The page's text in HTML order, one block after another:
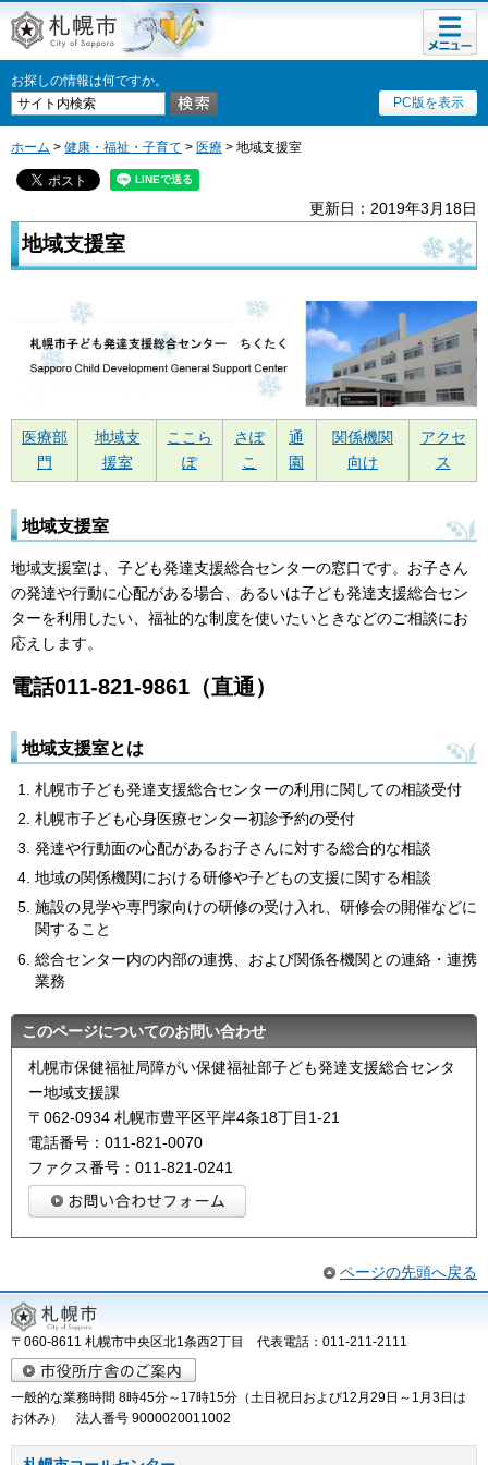
札幌市
お探しの情報は何ですか。
PC版を表示
メニュ
ー
ホーム > 健康・福祉・子育て > 医療 > 地域支援室
更新日：2019年3月18日
地域支援室
医療部
門
地域支
援室
ここら
ぽ
さぽ
こ
通
園
関係機関
向け
アクセ
ス
地域支援室
地域支援室は、子ども発達支援総合センターの窓口です。お子さん
の発達や行動に心配がある場合、あるいは子ども発達支援総合セン
ターを利用したい、福祉的な制度を使いたいときなどのご相談にお
応えします。
電話011-821-9861（直通）
地域支援室とは
札幌市子ども発達支援総合センターの利用に関しての相談受付
札幌市子ども心身医療センター初診予約の受付
発達や行動面の心配があるお子さんに対する総合的な相談
地域の関係機関における研修や子どもの支援に関する相談
施設の見学や専門家向けの研修の受け入れ、研修会の開催などに
関すること
総合センター内の内部の連携、および関係各機関との連絡・連携
業務
このページについてのお問い合わせ
札幌市保健福祉局障がい保健福祉部子ども発達支援総合センタ
ー地域支援課
〒062-0934 札幌市豊平区平岸4条18丁目1-21
電話番号：011-821-0070
ファクス番号：011-821-0241
ページの先頭へ戻る
〒060-8611 札幌市中央区北1条西2丁目 代表電話：011-211-2111
一般的な業務時間 8時45分～17時15分（土日祝日および12月29日～1月3日は
お休み） 法人番号 9000020011002